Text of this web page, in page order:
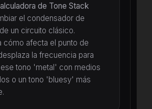
de Tone Stack
el condensador de
un circuito clásico.
cómo afecta el punto de
la frecuencia para
tono 'metal' con medios
o un tono 'bluesy' más